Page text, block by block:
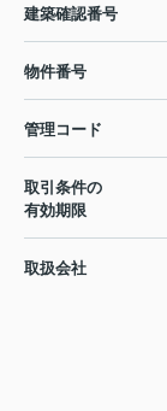
建築確認番号
物件番号
管理コード
取引条件の
有効期限
取扱会社